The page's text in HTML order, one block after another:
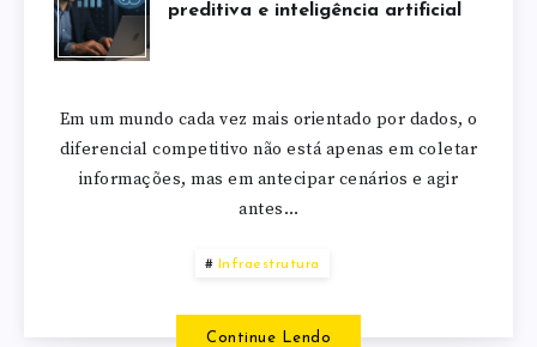
preditiva e inteligência artificial
Em um mundo cada vez mais orientado por dados, o
diferencial competitivo não está apenas em coletar
informações, mas em antecipar cenários e agir
antes…
Infraestrutura
Continue Lendo